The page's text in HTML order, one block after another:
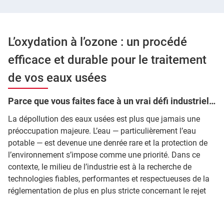
L’oxydation à l’ozone : un procédé
efficace et durable pour le traitement
de vos eaux usées
Parce que vous faites face à un vrai défi industriel…
La dépollution des eaux usées est plus que jamais une
préoccupation majeure. L’eau — particulièrement l’eau
potable — est devenue une denrée rare et la protection de
l’environnement s’impose comme une priorité. Dans ce
contexte, le milieu de l’industrie est à la recherche de
technologies fiables, performantes et respectueuses de la
réglementation de plus en plus stricte concernant le rejet